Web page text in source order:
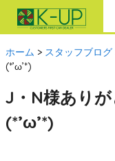
ホーム > スタッフブログ
(*’ω’*)
J・N様ありが
(*’ω’*)